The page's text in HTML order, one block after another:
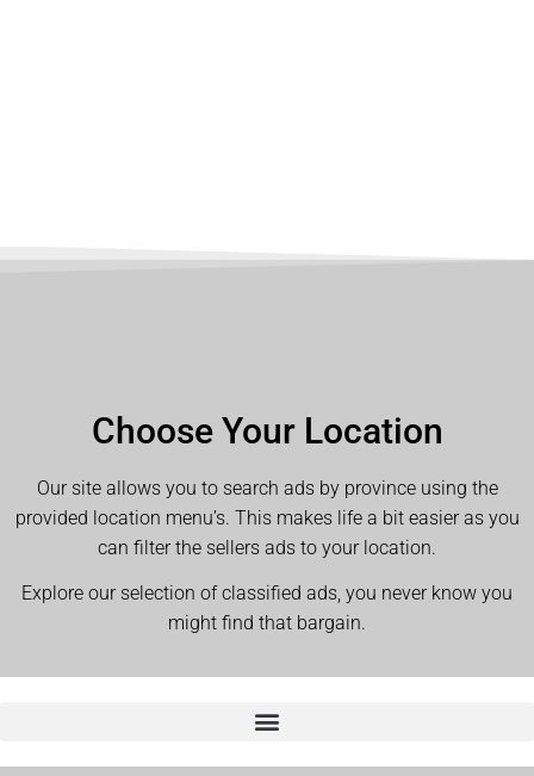
Choose Your Location
Our site allows you to search ads by province using the
provided location menu’s. This makes life a bit easier as you
can filter the sellers ads to your location.
Explore our selection of classified ads, you never know you
might find that bargain.